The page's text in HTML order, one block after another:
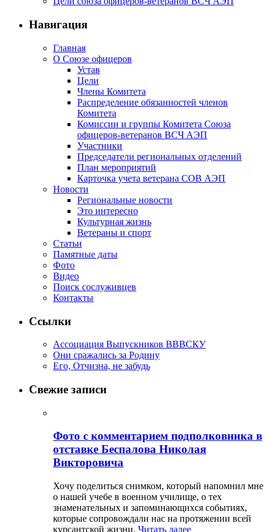
Навигация
Главная
О Союзе офицеров
Устав
Цели
Члены Комитета
Распределение обязанностей членов
Комитета
Комиссии и группы Комитета Союза
офицеров-ветеранов ВСЧ АЭП
Участники
Председатели региональных отделений
План мероприятий
Карточка учета ветерана CОВ АЭП
Новости
Региональные новости
Это интересно
Культурная жизнь
Ветераны и спорт
Статьи
Памятные даты
Фото
Видео
Поиск сослуживцев
Контакты
Ссылки
Ассоциация Выпускников ВВВСКУ
Они сражались за Родину
Его, Отчизна, не забудь
Свежие записи
Фото с комментарием подполковника в
отставке Беспалова Николая
Викторовича
Хочу поделиться снимком, который напомнил мне
о нашей учебе в военном училище, о тех
знаменательных и запоминающихся событиях,
которые сопровождали нас на протяжении всей
курсантской жизни. Читать далее